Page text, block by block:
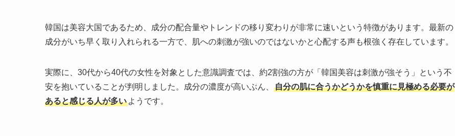
韓国は美容大国であるため、成分の配合量やトレンドの移り変わりが非常に速いという特徴があります。最新の
成分がいち早く取り入れられる一方で、肌への刺激が強いのではないかと心配する声も根強く存在しています。
実際に、30代から40代の女性を対象とした意識調査では、約2割強の方が「韓国美容は刺激が強そう」という不
安を抱いていることが判明しました。成分の濃度が高いぶん、
自分の肌に合うかどうかを慎重に見極める必要が
あると感じる人が多い ようです。